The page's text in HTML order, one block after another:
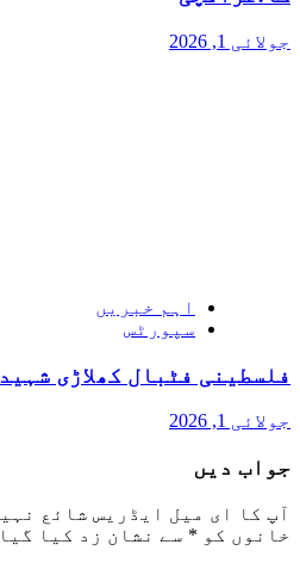
جولائی 1, 2026
اہم خبریں
سپورٹس
فلسطینی فٹبال کھلاڑی شہید
جولائی 1, 2026
جواب دیں
آپ کا ای میل ایڈریس شائع
خانوں کو * سے نشان زد کیا